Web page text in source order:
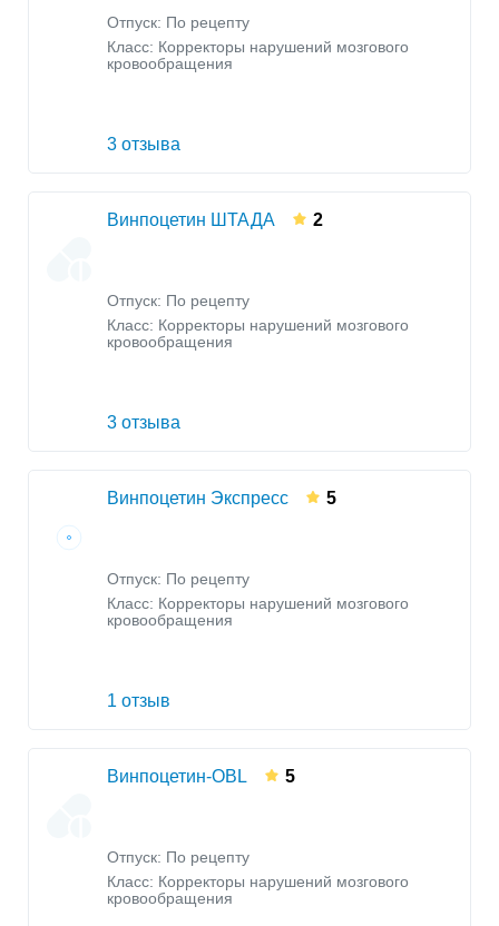
Отпуск: По рецепту
Класс: Корректоры нарушений мозгового
кровообращения
3 отзыва
Винпоцетин ШТАДА 2
Отпуск: По рецепту
Класс: Корректоры нарушений мозгового
кровообращения
3 отзыва
Винпоцетин Экспресс 5
Отпуск: По рецепту
Класс: Корректоры нарушений мозгового
кровообращения
1 отзыв
Винпоцетин-OBL 5
Отпуск: По рецепту
Класс: Корректоры нарушений мозгового
кровообращения